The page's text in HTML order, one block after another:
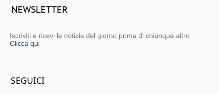
NEWSLETTER
Iscriviti e ricevi le notizie del giorno prima di chiunque altro
Clicca qui
SEGUICI